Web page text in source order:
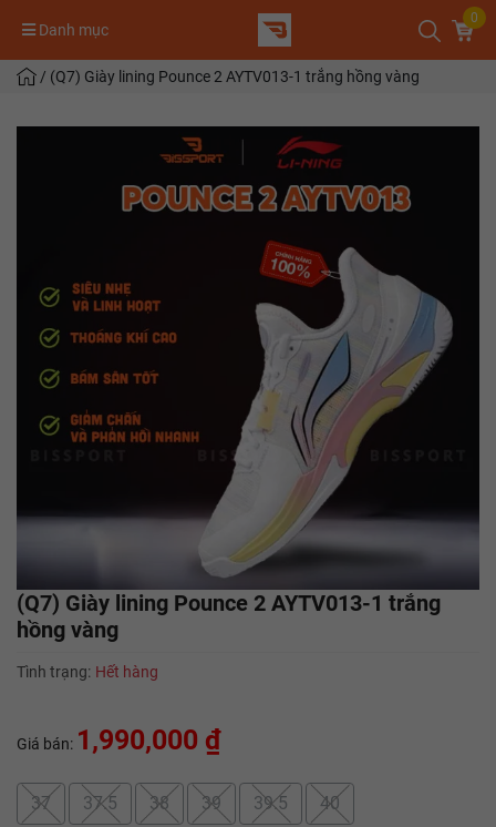
Danh mục
0
/ (Q7) Giày lining Pounce 2 AYTV013-1 trắng hồng vàng
(Q7) Giày lining Pounce 2 AYTV013-1 trắng
hồng vàng
Tình trạng: Hết hàng
Giá bán: 1,990,000 ₫
37 37.5 38 39 39.5 40